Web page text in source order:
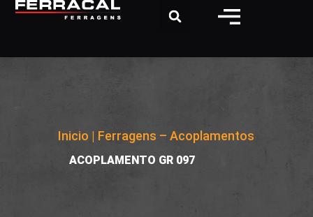
Inicio | Ferragens – Acoplamentos
ACOPLAMENTO GR 097